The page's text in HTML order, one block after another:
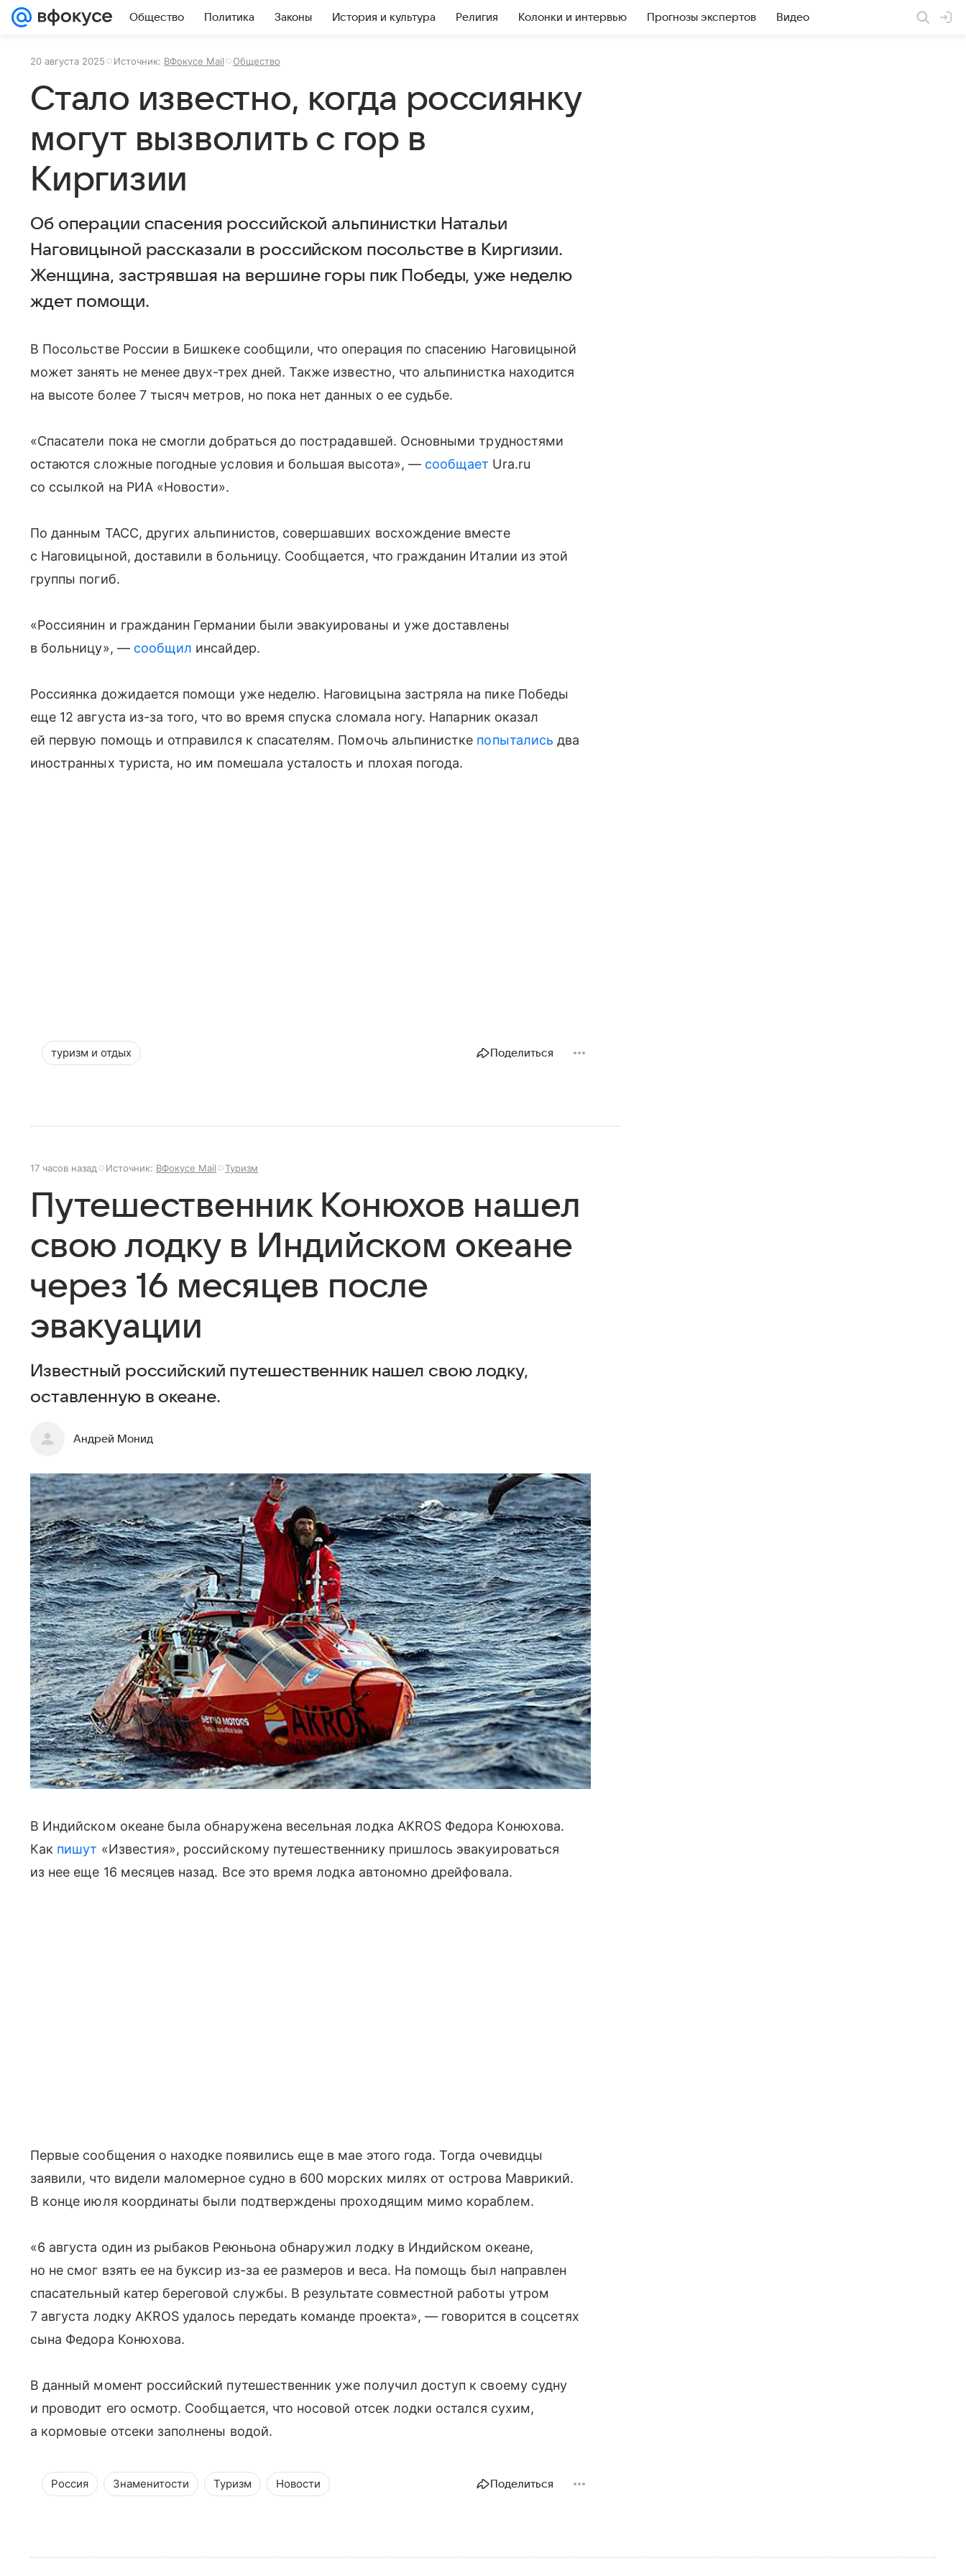
Общество Политика Законы История и культура Религия Колонки и интервью Прогнозы экспертов Видео
20 августа 2025 Источник: ВФокусе Mail Общество
Стало известно, когда россиянку
могут вызволить с гор в
Киргизии
Об операции спасения российской альпинистки Натальи
Наговицыной рассказали в российском посольстве в Киргизии.
Женщина, застрявшая на вершине горы пик Победы, уже неделю
ждет помощи.
В Посольстве России в Бишкеке сообщили, что операция по спасению Наговицыной
может занять не менее двух-трех дней. Также известно, что альпинистка находится
на высоте более 7 тысяч метров, но пока нет данных о ее судьбе.
«Спасатели пока не смогли добраться до пострадавшей. Основными трудностями
остаются сложные погодные условия и большая высота», — сообщает Ura.ru
со ссылкой на РИА «Новости».
По данным ТАСС, других альпинистов, совершавших восхождение вместе
с Наговицыной, доставили в больницу. Сообщается, что гражданин Италии из этой
группы погиб.
«Россиянин и гражданин Германии были эвакуированы и уже доставлены
в больницу», — сообщил инсайдер.
Россиянка дожидается помощи уже неделю. Наговицына застряла на пике Победы
еще 12 августа из-за того, что во время спуска сломала ногу. Напарник оказал
ей первую помощь и отправился к спасателям. Помочь альпинистке попытались два
иностранных туриста, но им помешала усталость и плохая погода.
туризм и отдых Поделиться
17 часов назад Источник: ВФокусе Mail Туризм
Путешественник Конюхов нашел
свою лодку в Индийском океане
через 16 месяцев после
эвакуации
Известный российский путешественник нашел свою лодку,
оставленную в океане.
Андрей Монид
В Индийском океане была обнаружена весельная лодка AKROS Федора Конюхова.
Как пишут «Известия», российскому путешественнику пришлось эвакуироваться
из нее еще 16 месяцев назад. Все это время лодка автономно дрейфовала.
Первые сообщения о находке появились еще в мае этого года. Тогда очевидцы
заявили, что видели маломерное судно в 600 морских милях от острова Маврикий.
В конце июля координаты были подтверждены проходящим мимо кораблем.
«6 августа один из рыбаков Реюньона обнаружил лодку в Индийском океане,
но не смог взять ее на буксир из-за ее размеров и веса. На помощь был направлен
спасательный катер береговой службы. В результате совместной работы утром
7 августа лодку AKROS удалось передать команде проекта», — говорится в соцсетях
сына Федора Конюхова.
В данный момент российский путешественник уже получил доступ к своему судну
и проводит его осмотр. Сообщается, что носовой отсек лодки остался сухим,
а кормовые отсеки заполнены водой.
Россия Знаменитости Туризм Новости Поделиться